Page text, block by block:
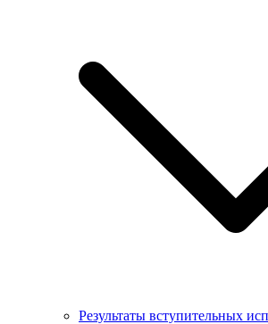
Результаты вступительных